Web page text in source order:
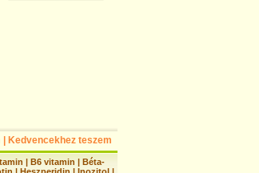
Kedvencekhez teszem
| B6 vitamin | Béta-